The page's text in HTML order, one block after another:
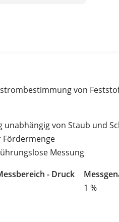
von
unabhängig von Staub und
Fördermenge
Messung
- Druck
1 %